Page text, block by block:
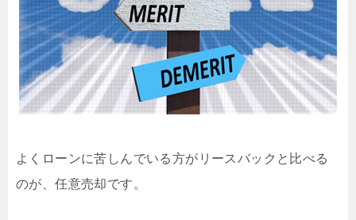
よくローンに苦しんでいる方がリースバックと比べる
のが、任意売却です。